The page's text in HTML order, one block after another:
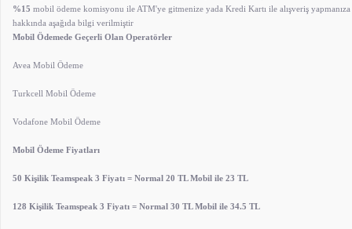
%15 mobil ödeme komisyonu ile ATM'ye gitmenize yada Kredi Kartı ile alışveriş
hakkında aşağıda bilgi verilmiştir
Mobil Ödemede Geçerli Olan Operatörler
Avea Mobil Ödeme
Turkcell Mobil Ödeme
Vodafone Mobil Ödeme
Mobil Ödeme Fiyatları
50 Kişilik Teamspeak 3 Fiyatı = Normal 20 TL Mobil ile 23 TL
128 Kişilik Teamspeak 3 Fiyatı = Normal 30 TL Mobil ile 34.5 TL